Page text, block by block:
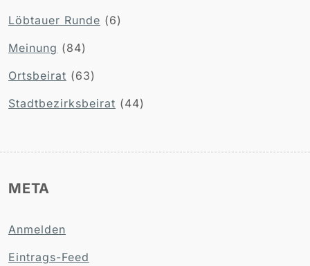
Löbtauer Runde (6)
Meinung (84)
Ortsbeirat (63)
Stadtbezirksbeirat (44)
META
Anmelden
Eintrags-Feed